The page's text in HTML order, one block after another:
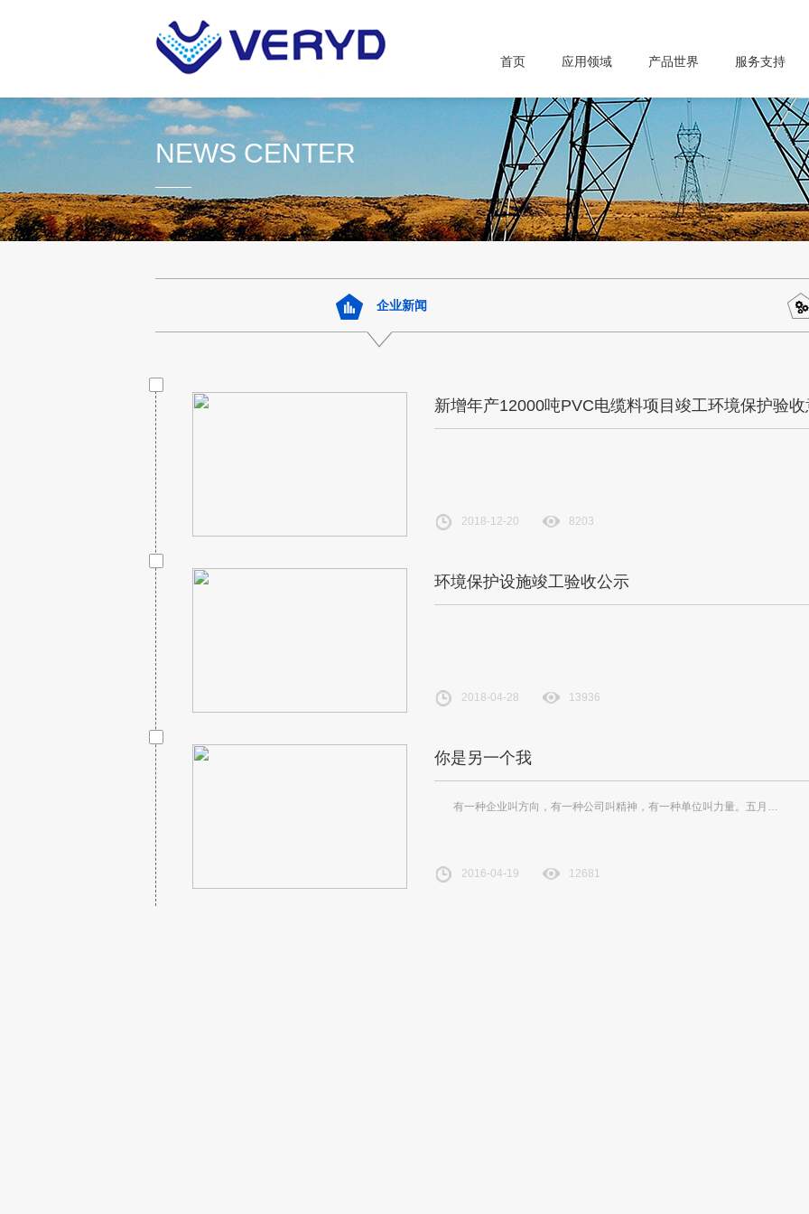
首页 应用领域 产品世界 服务支持
NEWS CENTER
企业新闻
新增年产12000吨PVC电缆料项目竣工环境保护验
2018-12-20 8203
环境保护设施竣工验收公示
2018-04-28 13936
你是另一个我
有一种企业叫方向，有一种公司叫精神，有一种单位叫力量。五月…
2016-04-19 12681